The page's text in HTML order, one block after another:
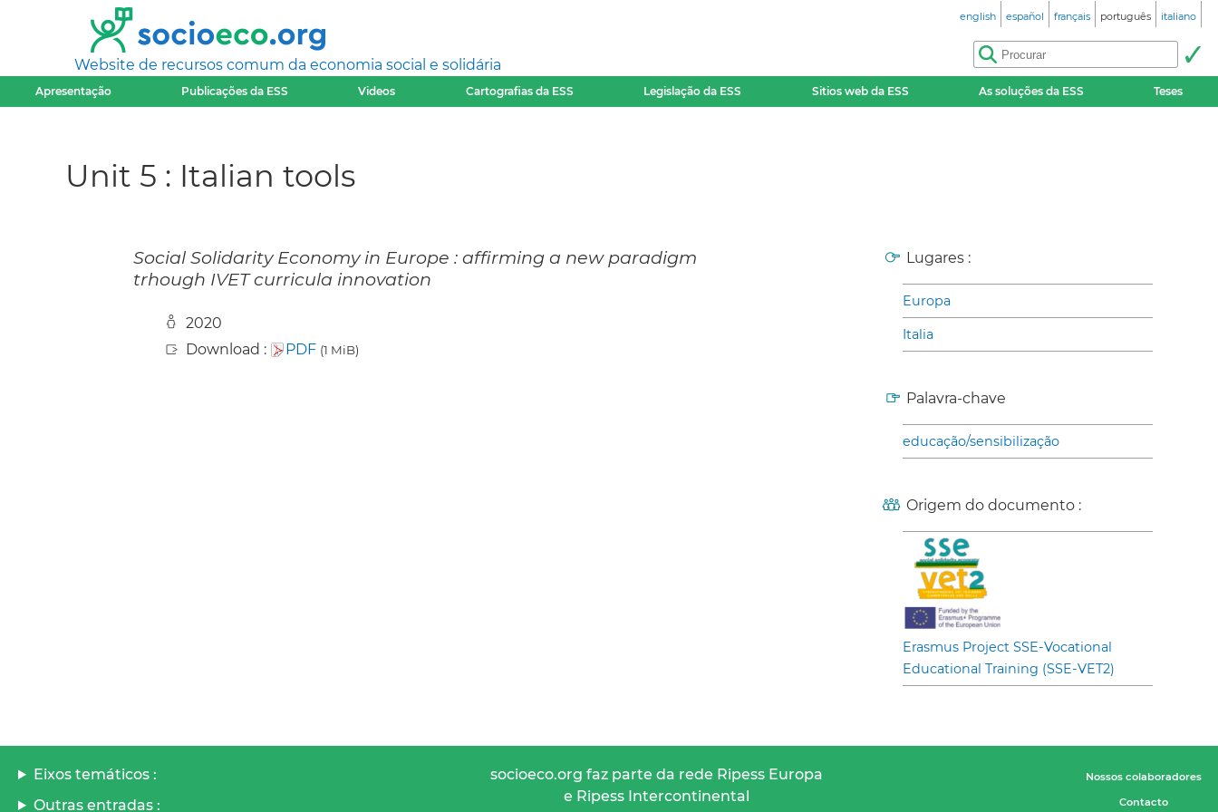
Website de recursos comum da economia social e solidária
english español français português italiano
Apresentação Publicações da ESS Videos Cartografias da ESS Legislação da ESS Sitios web da ESS As soluções da ESS Teses
Unit 5 : Italian tools
Social Solidarity Economy in Europe : affirming a new paradigm
trhough IVET curricula innovation
2020
Download :
PDF (1 MiB)
Lugares :
Europa
Italia
Palavra-chave
educação/sensibilização
Origem do documento :
Erasmus Project SSE-Vocational
Educational Training (SSE-VET2)
Eixos temáticos :
Outras entradas :
socioeco.org faz parte da rede Ripess Europa
e Ripess Intercontinental
Nossos colaboradores
Contacto